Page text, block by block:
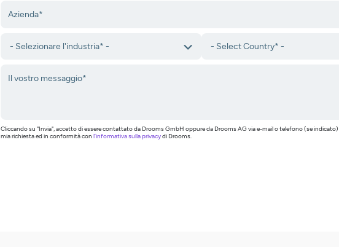
Cliccando su "Invia", accetto di essere contattato da Drooms GmbH oppure da Drooms AG via e-mail o telefono (se indicato)
mia richiesta ed in conformità con l’informativa sulla privacydi Drooms.